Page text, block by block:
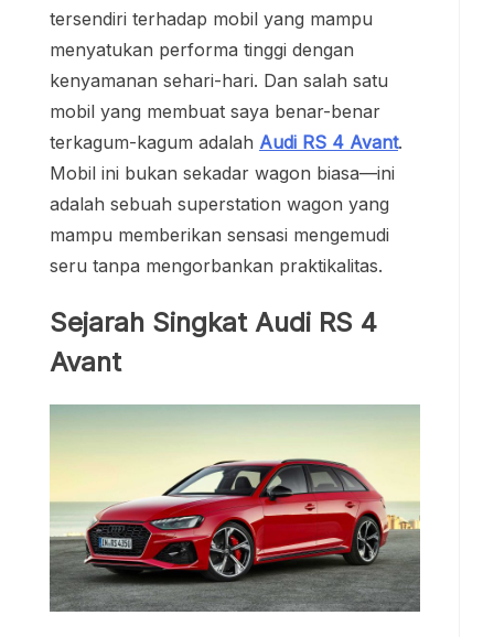
tersendiri terhadap mobil yang mampu
menyatukan performa tinggi dengan
kenyamanan sehari-hari. Dan salah satu
mobil yang membuat saya benar-benar
terkagum-kagum adalah Audi RS 4 Avant.
Mobil ini bukan sekadar wagon biasa—ini
adalah sebuah superstation wagon yang
mampu memberikan sensasi mengemudi
seru tanpa mengorbankan praktikalitas.
Sejarah Singkat Audi RS 4
Avant